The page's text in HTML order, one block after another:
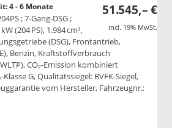
51.545,– €
incl. 19% MwSt.
4 - 6 Monate
; 7-Gang-DSG ;
(204 PS), 1.984 cm³,
(DSG), Frontantrieb,
Benzin, Kraftstoffverbrauch
CO₂-Emission kombiniert
Klasse G, Qualitätssiegel: BVFK-Siegel,
vom Hersteller, Fahrzeugnr.:
drucken